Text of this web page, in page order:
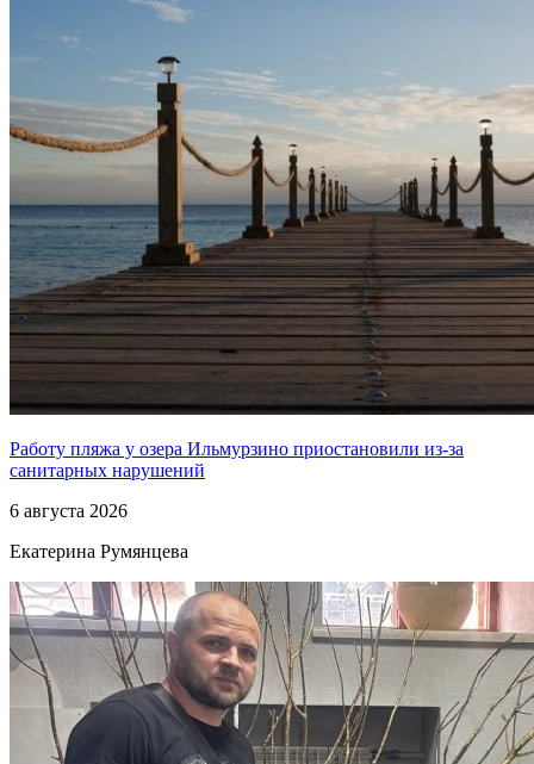
Работу пляжа у озера Ильмурзино приостановили из-за
санитарных нарушений
6 августа 2026
Екатерина Румянцева